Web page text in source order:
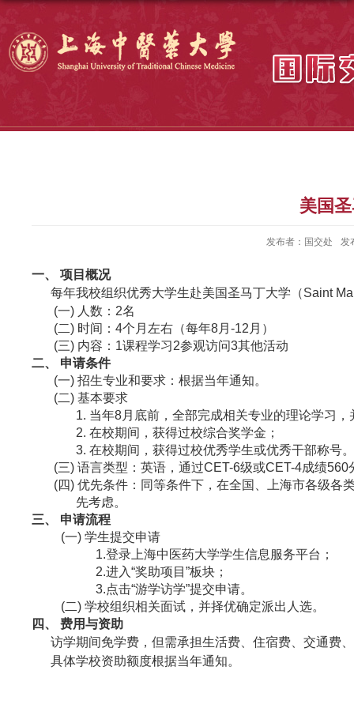
美国
发布者：国交处 发
一、 项目概况
每年我校组织优秀大学生赴美国圣马丁大学 （Saint
(一) 人数：2名
(二) 时间 ：4个月左右（每年8月-12月）
(三) 内容 ：1课程学习2参观访问3其他活动
二、 申请条件
(一) 招生专业和要求：根据当年通知。
(二) 基本要求
1. 当年8月底前，全部完成相关专业的理论学习
2. 在校期间，获得过校综合奖学金；
3. 在校期间，获得过校优秀学生或优秀干部称号。
(三) 语言类型：英语，通过CET-6级或CET-4成绩
(四) 优先条件：同等条件下，在全国、上海市各级各
先考虑。
三、 申请流程
(一)学生提交申请
1.登录上海中医药大学学生信息服务平台；
2.进入“奖助项目”板块；
3.点击“游学访学”提交申请。
(二)学校组织相关面试，并择优确定派出 人选。
四、 费用与资助
访学期间免学费，但需承担生活费、住宿费、交通费
具体学校资助额度根据当年通知。